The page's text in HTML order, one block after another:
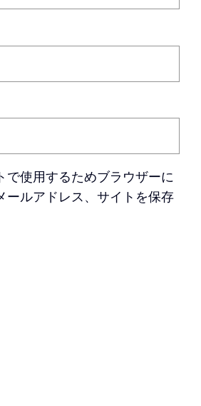
で使用するためブラウザーに
ールアドレス、サイトを保存